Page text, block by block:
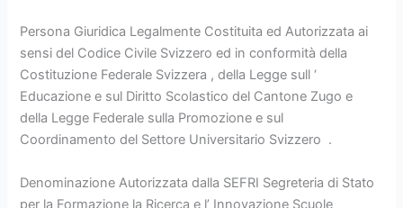
Persona Giuridica Legalmente Costituita ed Autorizzata ai
sensi del Codice Civile Svizzero ed in conformità della
Costituzione Federale Svizzera , della Legge sull ‘
Educazione e sul Diritto Scolastico del Cantone Zugo e
della Legge Federale sulla Promozione e sul
Coordinamento del Settore Universitario Svizzero .
Denominazione Autorizzata dalla SEFRI Segreteria di Stato
per la Formazione la Ricerca e l’ Innovazione Scuole